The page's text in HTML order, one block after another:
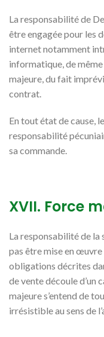
La responsabilité de
être engagée pour les
internet notamment
informatique, de
majeure, du fait
contrat.
En tout état de cause,
responsabilité
sa commande.
XVII. Force
La responsabilité de la
pas être mise en œuvre
obligations décrites
de vente découle d’un
majeure s’entend de
irrésistible au sens de